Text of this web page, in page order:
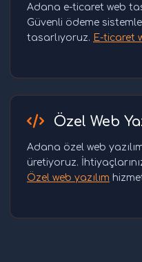
Adana e-ticaret web
Güvenli ödeme
tasarlıyoruz. E-ticaret
Özel Web
Adana özel web
üretiyoruz.
Özel web yazılım